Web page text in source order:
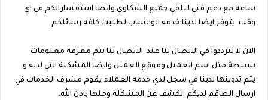
ساعه مع دعم فني لتلقي جميع الشكاوي وايضا استفساراتكم في اي
وقت يتوفر ايضا لدينا خدمه الواتساب لطلبت كافه رسائلكم
الان لا تترددوا في الاتصال بنا عند الاتصال بنا يتم معرفه معلومات
بسيطة مثل اسم العميل وموقع العميل وايضا المشكلة التي لديه و
يتم تدوينها لدينا في سجل لدي خدمه العملاء يقوم مشرف الخدمات في
ارسال الطاقم لديكم الكشف عن المشكلة وحلها بأذن الله.